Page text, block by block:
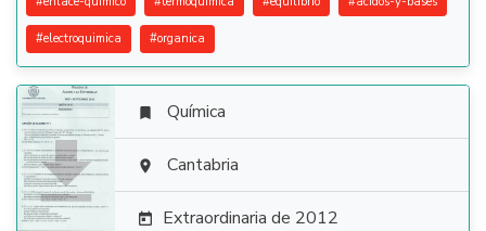
#electroquimica #organica

 Química
 Cantabria
 Extraordinaria de 2012